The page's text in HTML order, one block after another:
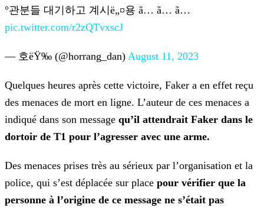
°관분들 대기하고 계시ë„¤용 ã… ã… ã…
pic.twitter.com/r2zQTvxscJ
— 호ëŸ‰ (@horrang_dan) August 11, 2023
Quelques heures après cette victoire, Faker a en effet reçu
des menaces de mort en ligne. L’auteur de ces menaces a
indiqué dans son message qu’il attendrait Faker dans le
dortoir de T1 pour l’agresser avec une arme.
Des menaces prises très au sérieux par l’organisation et la
police, qui s’est déplacée sur place pour vérifier que la
personne à l’origine de ce message ne s’était pas